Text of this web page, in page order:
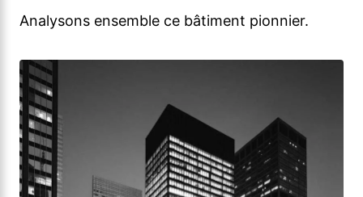
Analysons ensemble ce bâtiment pionnier.